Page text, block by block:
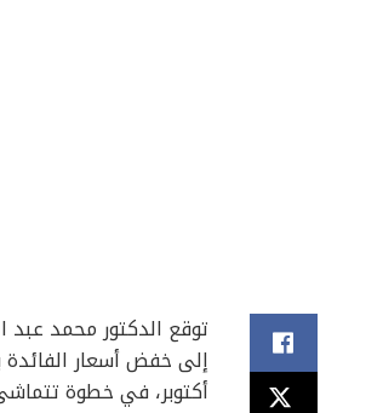
توقع الدكتور محمد عبد
أكتوبر، في خطوة